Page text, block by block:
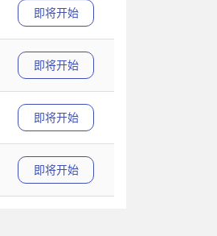
即将开始
即将开始
即将开始
即将开始